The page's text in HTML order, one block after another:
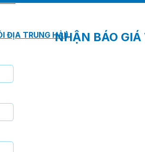
ĐỊA TRUNG HẢI)NHẬN BÁO